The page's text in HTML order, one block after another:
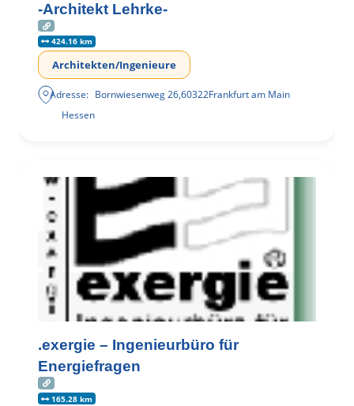
-Architekt Lehrke-
424.16 km
Architekten/Ingenieure
Adresse: Bornwiesenweg 26,60322Frankfurt am Main
Hessen
.exergie – Ingenieurbüro für
Energiefragen
165.28 km